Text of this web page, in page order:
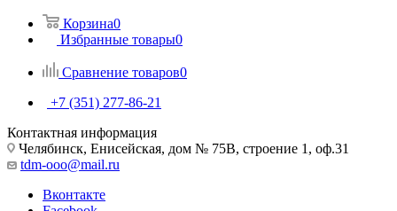
Корзина0
Избранные товары0
Сравнение товаров0
+7 (351) 277-86-21
Контактная информация
Челябинск, Енисейская, дом № 75В, строение 1, оф.31
tdm-ooo@mail.ru
Вконтакте